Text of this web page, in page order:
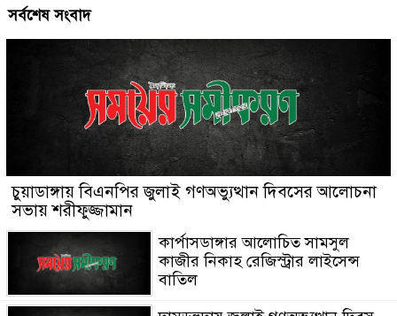
সর্বশেষ সংবাদ
চুয়াডাঙ্গায় বিএনপির জুলাই গণঅভ্যুত্থান দিবসের আলোচনা
সভায় শরীফুজ্জামান
কার্পাসডাঙ্গার আলোচিত সামসুল
কাজীর নিকাহ রেজিস্ট্রার লাইসেন্স
বাতিল